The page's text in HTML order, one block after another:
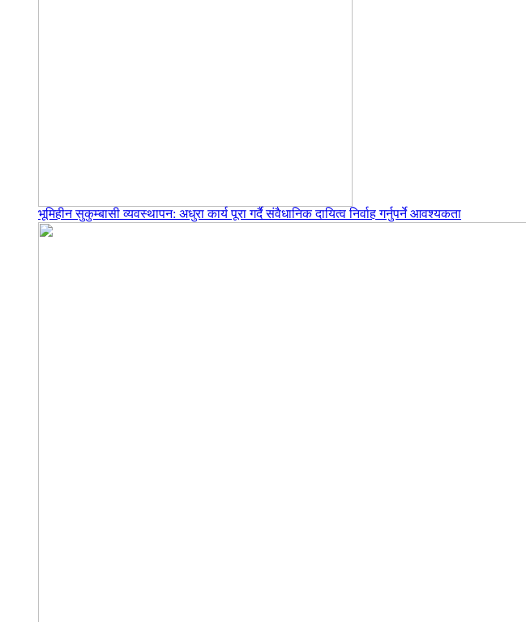
भूमिहीन सुकुम्बासी व्यवस्थापन: अधुरा कार्य पूरा गर्दै संवैधानिक दायित्व निर्वाह गर्नुपर्ने आवश्यकता